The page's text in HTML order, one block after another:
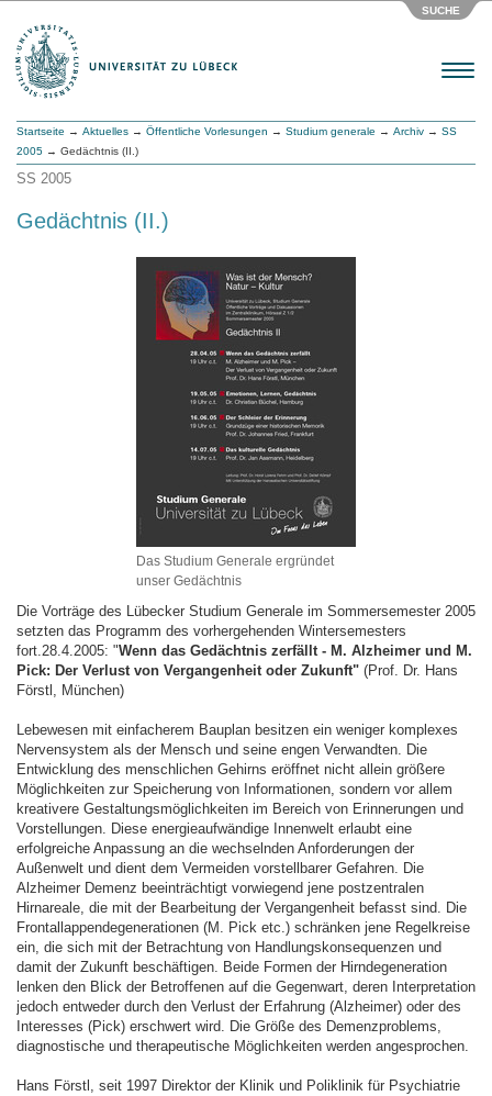
SUCHE
Menu
Startseite → Aktuelles → Öffentliche Vorlesungen → Studium generale → Archiv → SS
2005 → Gedächtnis (II.)
SS 2005
Gedächtnis (II.)
Das Studium Generale ergründet
unser Gedächtnis
Die Vorträge des Lübecker Studium Generale im Sommersemester 2005
setzten das Programm des vorhergehenden Wintersemesters
fort.28.4.2005: "Wenn das Gedächtnis zerfällt - M. Alzheimer und M.
Pick: Der Verlust von Vergangenheit oder Zukunft" (Prof. Dr. Hans
Förstl, München)
Lebewesen mit einfacherem Bauplan besitzen ein weniger komplexes
Nervensystem als der Mensch und seine engen Verwandten. Die
Entwicklung des menschlichen Gehirns eröffnet nicht allein größere
Möglichkeiten zur Speicherung von Informationen, sondern vor allem
kreativere Gestaltungsmöglichkeiten im Bereich von Erinnerungen und
Vorstellungen. Diese energieaufwändige Innenwelt erlaubt eine
erfolgreiche Anpassung an die wechselnden Anforderungen der
Außenwelt und dient dem Vermeiden vorstellbarer Gefahren. Die
Alzheimer Demenz beeinträchtigt vorwiegend jene postzentralen
Hirnareale, die mit der Bearbeitung der Vergangenheit befasst sind. Die
Frontallappendegenerationen (M. Pick etc.) schränken jene Regelkreise
ein, die sich mit der Betrachtung von Handlungskonsequenzen und
damit der Zukunft beschäftigen. Beide Formen der Hirndegeneration
lenken den Blick der Betroffenen auf die Gegenwart, deren Interpretation
jedoch entweder durch den Verlust der Erfahrung (Alzheimer) oder des
Interesses (Pick) erschwert wird. Die Größe des Demenzproblems,
diagnostische und therapeutische Möglichkeiten werden angesprochen.
Hans Förstl, seit 1997 Direktor der Klinik und Poliklinik für Psychiatrie